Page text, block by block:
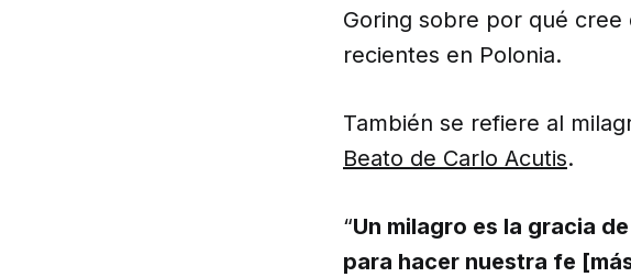
Goring sobre por qué
recientes en Polonia.
También se refiere al
Beato de Carlo Acutis.
“Un milagro es la gracia
para hacer nuestra fe